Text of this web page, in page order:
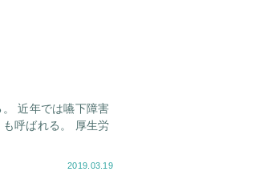
近年では嚥下障害
呼ばれる。 厚生労
2019.03.19